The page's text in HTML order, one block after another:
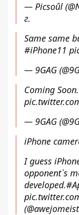
— Picsoûl
г.
Same same
#iPhone11
— 9GAG
Coming Soon.
— 9GAG
iPhone
I guess
opponent`s
developed.